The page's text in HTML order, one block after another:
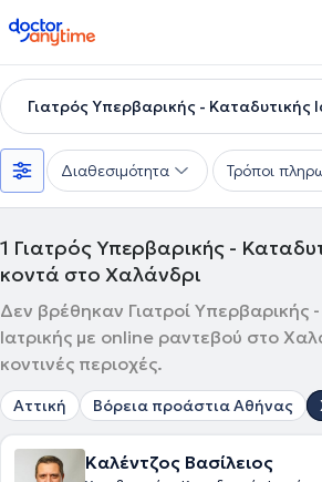
doctoranytime
Διαθεσιμότητα Τρόποι
1 Γιατρός Υπερβαρικής -
κοντά στο Χαλάνδρι
Δεν βρέθηκαν Γιατροί Υπερβαρικής
Ιατρικής με online ραντεβού στο
κοντινές περιοχές.
Αττική Βόρεια προάστια Αθήνας
Καλέντζος Βασίλειος